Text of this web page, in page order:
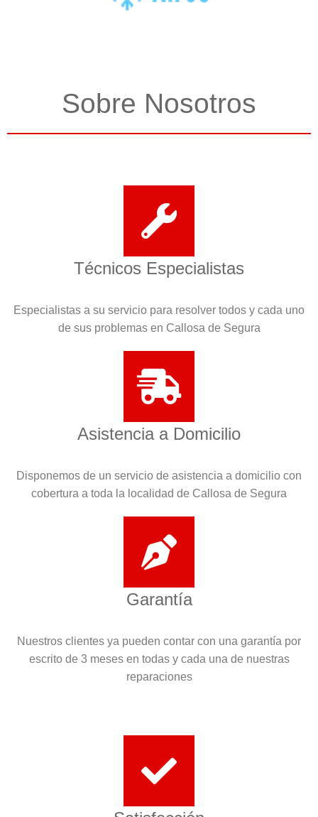
Sobre Nosotros
Técnicos Especialistas
Especialistas a su servicio para resolver todos y cada uno
de sus problemas en Callosa de Segura
Asistencia a Domicilio
Disponemos de un servicio de asistencia a domicilio con
cobertura a toda la localidad de Callosa de Segura
Garantía
Nuestros clientes ya pueden contar con una garantía por
escrito de 3 meses en todas y cada una de nuestras
reparaciones